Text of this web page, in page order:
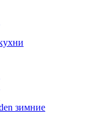
зимние